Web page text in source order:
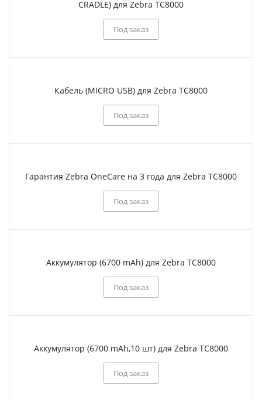
CRADLE) для Zebra TC8000
Под заказ
Кабель (MICRO USB) для Zebra TC8000
Под заказ
Гарантия Zebra OneCare на 3 года для Zebra TC8000
Под заказ
Аккумулятор (6700 mAh) для Zebra TC8000
Под заказ
Аккумулятор (6700 mAh,10 шт) для Zebra TC8000
Под заказ